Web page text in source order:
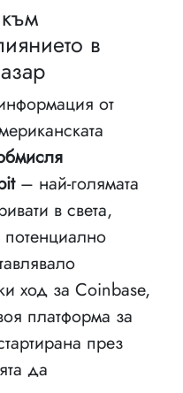
в
от
– най-голямата
в света,
ход за Coinbase,
платформа за
през
да